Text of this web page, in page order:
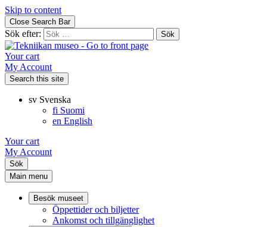
Skip to content
Close Search Bar
Sök efter:
Your cart
My Account
Search this site
sv Svenska
fi Suomi
en English
Your cart
My Account
Sök
Main menu
Besök museet
Öppettider och biljetter
Ankomst och tillgänglighet